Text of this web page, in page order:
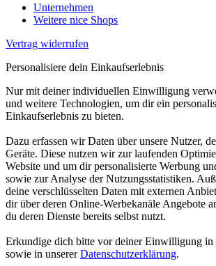
Unternehmen
Weitere nice Shops
Vertrag widerrufen
Personalisiere dein Einkaufserlebnis
Nur mit deiner individuellen Einwilligung
und weitere Technologien, um dir ein
Einkaufserlebnis zu bieten.
Dazu erfassen wir Daten über unsere Nutzer,
Geräte. Diese nutzen wir zur laufenden
Website und um dir personalisierte Werbung
sowie zur Analyse der Nutzungsstatistiken.
deine verschlüsselten Daten mit externen
dir über deren Online-Werbekanäle Angebote
du deren Dienste bereits selbst nutzt.
Erkundige dich bitte vor deiner Einwilligung in
sowie in unsererDatenschutzerklärung.